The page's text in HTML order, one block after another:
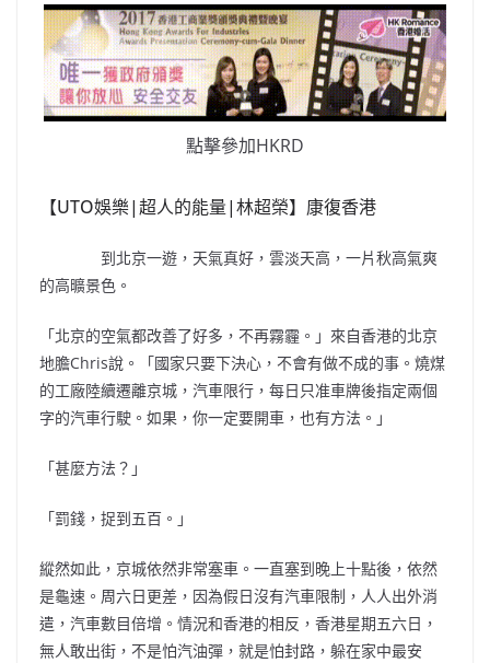
點擊參加HKRD
【UTO娛樂|超人的能量|林超榮】康復香港
到北京一遊，天氣真好，雲淡天高，一片秋高氣爽
的高曠景色。
「北京的空氣都改善了好多，不再霧霾。」來自香港的北京
地膽Chris說。「國家只要下決心，不會有做不成的事。燒煤
的工廠陸續遷離京城，汽車限行，每日只准車牌後指定兩個
字的汽車行駛。如果，你一定要開車，也有方法。」
「甚麼方法？」
「罰錢，捉到五百。」
縱然如此，京城依然非常塞車。一直塞到晚上十點後，依然
是龜速。周六日更差，因為假日沒有汽車限制，人人出外消
遣，汽車數目倍增。情況和香港的相反，香港星期五六日，
無人敢出街，不是怕汽油彈，就是怕封路，躲在家中最安